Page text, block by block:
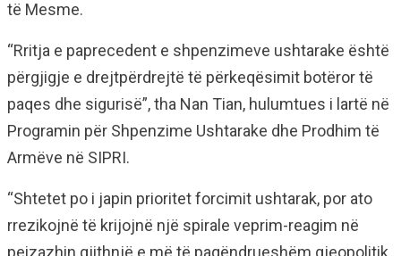
të Mesme.
“Rritja e paprecedent e shpenzimeve ushtarake është
përgjigje e drejtpërdrejtë të përkeqësimit botëror të
paqes dhe sigurisë”, tha Nan Tian, hulumtues i lartë në
Programin për Shpenzime Ushtarake dhe Prodhim të
Armëve në SIPRI.
“Shtetet po i japin prioritet forcimit ushtarak, por ato
rrezikojnë të krijojnë një spirale veprim-reagim në
peizazhin gjithnjë e më të paqëndrueshëm gjeopolitik